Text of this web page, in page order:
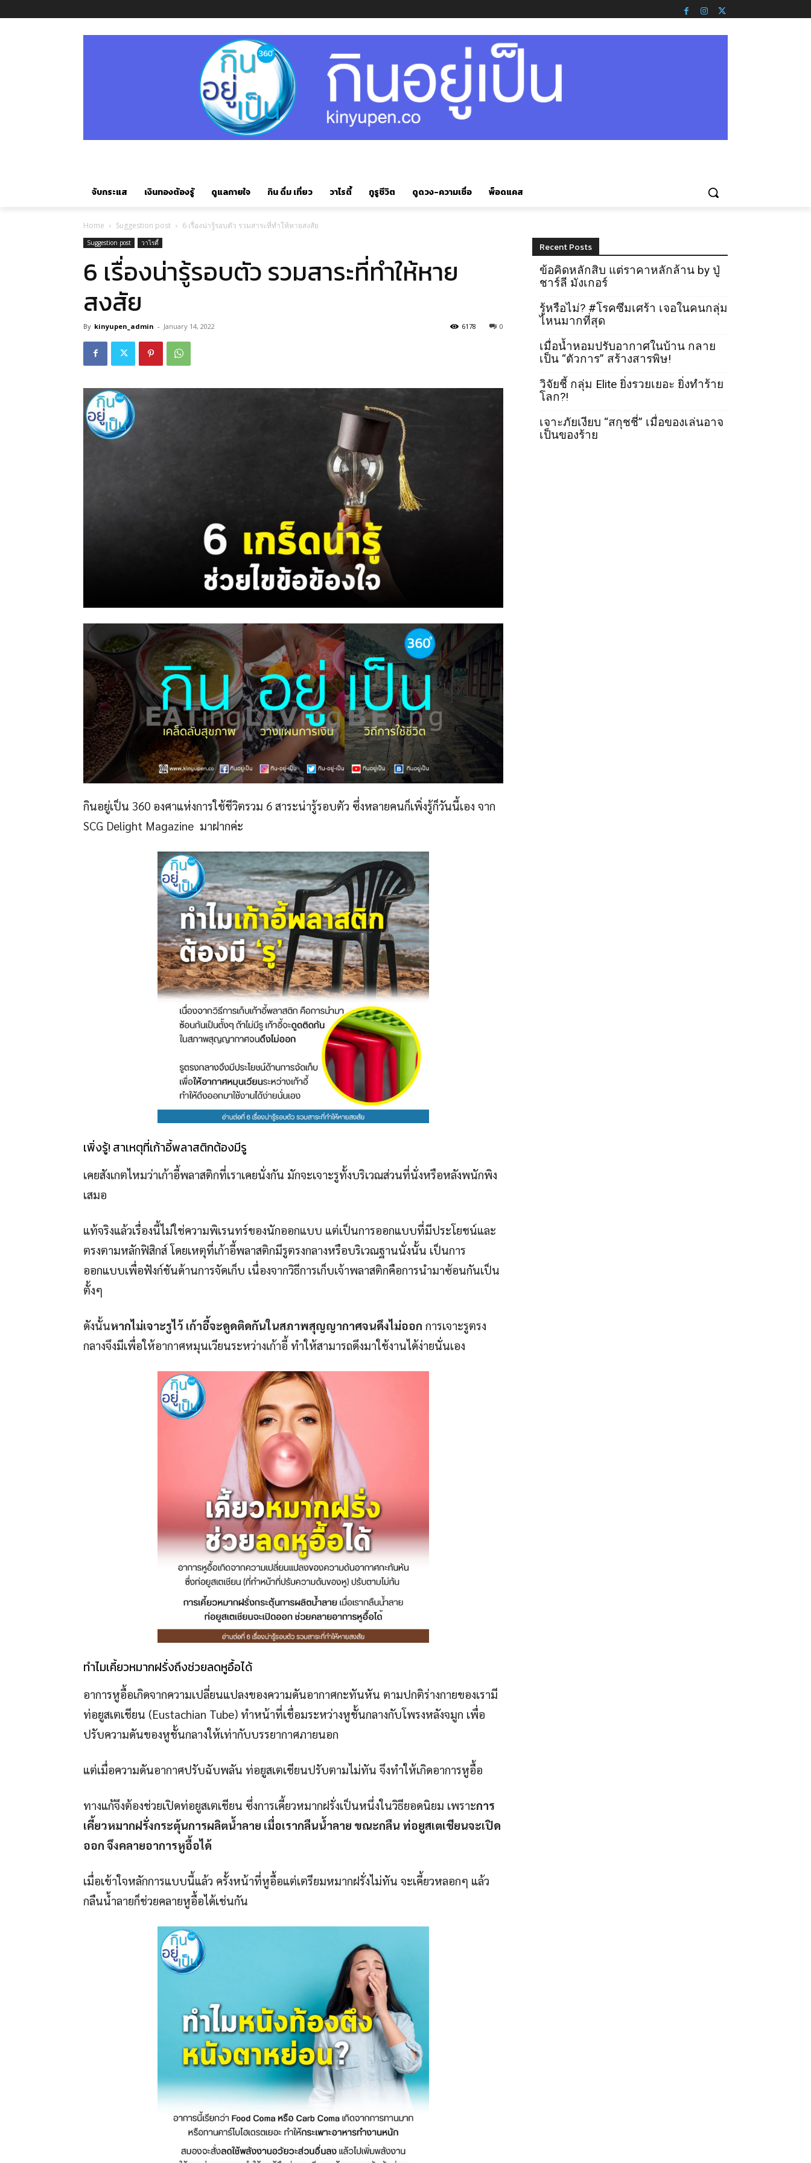
จับกระแส เงินทองต้องรู้ ดูแลกายใจ กิน ดื่ม เที่ยว วาไรตี้ กูรูชีวิต ดูดวง-ความเชื่อ พ็อดแคส
Home Suggestion post 6 เรื่องน่ารู้รอบตัว รวมสาระที่ทำให้หายสงสัย
Suggestion post วาไรตี้
6 เรื่องน่ารู้รอบตัว รวมสาระที่ทำให้หาย
สงสัย
By kinyupen_admin - January 14, 2022 0
6178
กินอยู่เป็น 360 องศาแห่งการใช้ชีวิตรวม 6 สาระน่ารู้รอบตัว ซึ่งหลายคนก็เพิ่งรู้ก็วันนี้เอง จาก
SCG Delight Magazine มาฝากค่ะ
เพิ่งรู้! สาเหตุที่เก้าอี้พลาสติกต้องมีรู
เคยสังเกตไหมว่าเก้าอี้พลาสติกที่เราเคยนั่งกัน มักจะเจาะรูทั้งบริเวณส่วนที่นั่งหรือหลังพนักพิง
เสมอ
แท้จริงแล้วเรื่องนี้ไม่ใช่ความพิเรนทร์ของนักออกแบบ แต่เป็นการออกแบบที่มีประโยชน์และ
ตรงตามหลักฟิสิกส์ โดยเหตุที่เก้าอี้พลาสติกมีรูตรงกลางหรือบริเวณฐานนั่งนั้น เป็นการ
ออกแบบเพื่อฟังก์ชันด้านการจัดเก็บ เนื่องจากวิธีการเก็บเจ้าพลาสติกคือการนำมาซ้อนกันเป็น
ตั้งๆ
ดังนั้นหากไม่เจาะรูไว้ เก้าอี้จะดูดติดกันในสภาพสุญญากาศจนดึงไม่ออก การเจาะรูตรง
กลางจึงมีเพื่อให้อากาศหมุนเวียนระหว่างเก้าอี้ ทำให้สามารถดึงมาใช้งานได้ง่ายนั่นเอง
ทำไมเคี้ยวหมากฝรั่งถึงช่วยลดหูอื้อได้
อาการหูอื้อเกิดจากความเปลี่ยนแปลงของความดันอากาศกะทันหัน ตามปกติร่างกายของเรามี
ท่อยูสเตเชียน (Eustachian Tube) ทำหน้าที่เชื่อมระหว่างหูชั้นกลางกับโพรงหลังจมูก เพื่อ
ปรับความดันของหูชั้นกลางให้เท่ากับบรรยากาศภายนอก
แต่เมื่อความดันอากาศปรับฉับพลัน ท่อยูสเตเชียนปรับตามไม่ทัน จึงทำให้เกิดอาการหูอื้อ
ทางแก้จึงต้องช่วยเปิดท่อยูสเตเชียน ซึ่งการเคี้ยวหมากฝรั่งเป็นหนึ่งในวิธียอดนิยม เพราะการ
เคี้ยวหมากฝรั่งกระตุ้นการผลิตน้ำลาย เมื่อเรากลืนน้ำลาย ขณะกลืน ท่อยูสเตเชียนจะเปิด
ออก จึงคลายอาการหูอื้อได้
เมื่อเข้าใจหลักการแบบนี้แล้ว ครั้งหน้าที่หูอื้อแต่เตรียมหมากฝรั่งไม่ทัน จะเคี้ยวหลอกๆ แล้ว
กลืนน้ำลายก็ช่วยคลายหูอื้อได้เช่นกัน
Recent Posts
ข้อคิดหลักสิบ แต่ราคาหลักล้าน by ปู่
ชาร์ลี มังเกอร์
รู้หรือไม่? #โรคซึมเศร้า เจอในคนกลุ่ม
ไหนมากที่สุด
เมื่อน้ำหอมปรับอากาศในบ้าน กลาย
เป็น “ตัวการ” สร้างสารพิษ!
วิจัยชี้ กลุ่ม Elite ยิ่งรวยเยอะ ยิ่งทำร้าย
โลก?!
เจาะภัยเงียบ “สกุชชี่” เมื่อของเล่นอาจ
เป็นของร้าย